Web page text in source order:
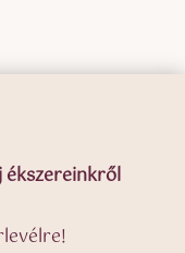
ékszereinkről